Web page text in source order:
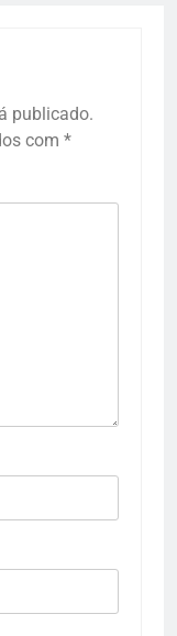
publicado.
com *